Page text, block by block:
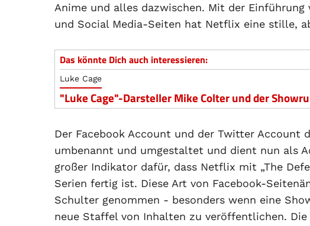
Anime und alles dazwischen. Mit der
und Social Media-Seiten hat Netflix eine stille,
Das könnte Dich auch interessieren:
Luke Cage
"Luke Cage"-Darsteller Mike Colter und der
Der Facebook Account und der Twitter Account
umbenannt und umgestaltet und dient nun als
großer Indikator dafür, dass Netflix mit „The
Serien fertig ist. Diese Art von Facebook-
Schulter genommen - besonders wenn eine
neue Staffel von Inhalten zu veröffentlichen. Die